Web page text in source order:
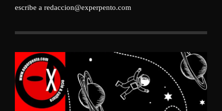
escribe a redaccion@experpento.com